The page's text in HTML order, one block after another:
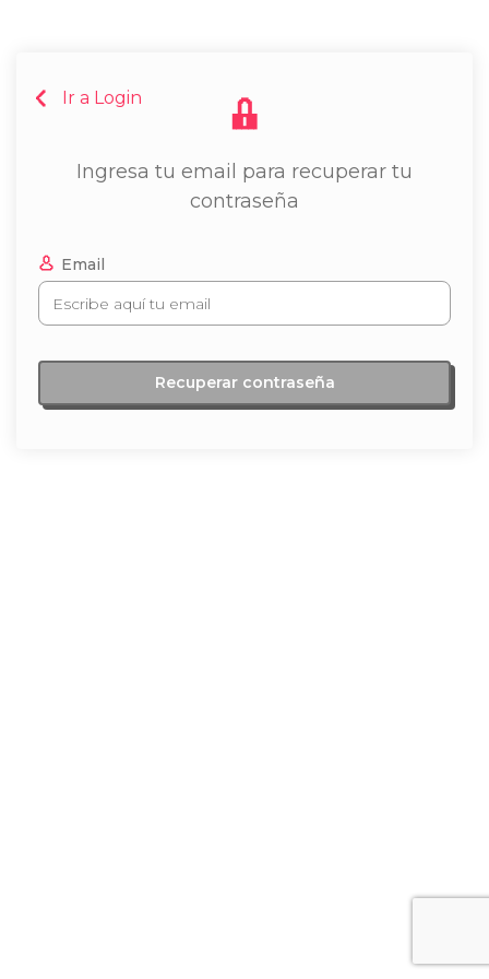
Ir a Login
Ingresa tu email para recuperar tu
contraseña
Email
Recuperar contraseña